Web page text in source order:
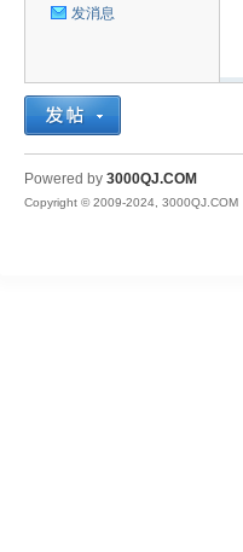
QJ
发消息
Powered by 3000QJ.COM
Copyright © 2009-2024, 3000QJ.COM